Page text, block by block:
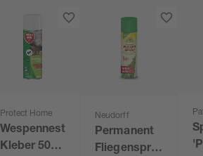
Protect Home
Wespennest
Kleber 500
Neudorff
Permanent
Fliegenspray